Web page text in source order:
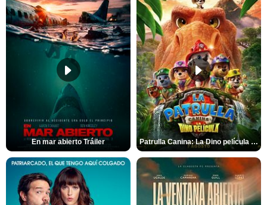
En mar abierto Tráiler Patrulla Canina: La Dino película Tráiler VO